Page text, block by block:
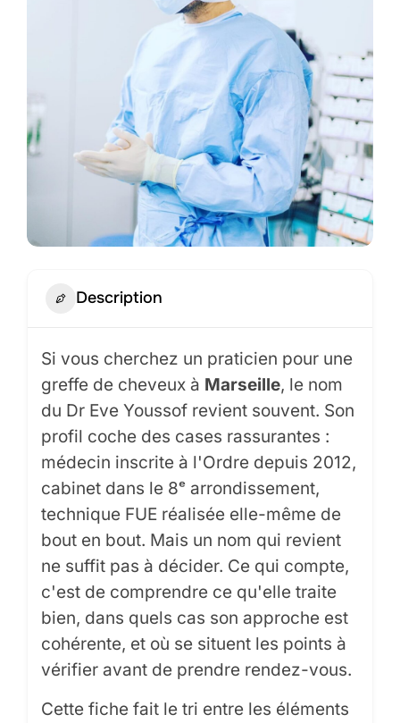
Description
Si vous cherchez un praticien pour une
greffe de cheveux à Marseille, le nom
du Dr Eve Youssof revient souvent. Son
profil coche des cases rassurantes :
médecin inscrite à l'Ordre depuis 2012,
cabinet dans le 8ᵉ arrondissement,
technique FUE réalisée elle-même de
bout en bout. Mais un nom qui revient
ne suffit pas à décider. Ce qui compte,
c'est de comprendre ce qu'elle traite
bien, dans quels cas son approche est
cohérente, et où se situent les points à
vérifier avant de prendre rendez-vous.
Cette fiche fait le tri entre les éléments